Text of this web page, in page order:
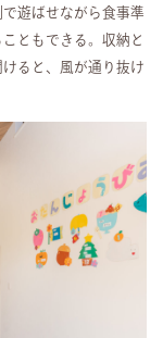
遊ばせながら食事準
ともできる。収納と
ると、風が通り抜け